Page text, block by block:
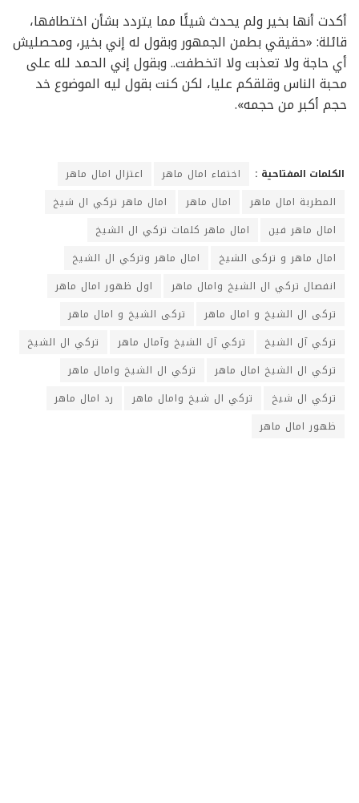
أكدت أنها بخير ولم يحدث شيئًا مما يتردد بشأن اختطافها،
قائلة: «حقيقي بطمن الجمهور وبقول له إني بخير، ومحصليش
أي حاجة ولا تعذبت ولا اتخطفت.. وبقول إني الحمد لله على
محبة الناس وقلقكم عليا، لكن كنت بقول ليه الموضوع خد
حجم أكبر من حجمه».
الكلمات المفتاحية : اختفاء امال ماهر
اعتزال امال ماهر
المطربة امال ماهر
امال ماهر
امال ماهر تركي ال شيخ
امال ماهر فين
امال ماهر كلمات تركي ال الشيخ
امال ماهر و تركى الشيخ
امال ماهر وتركي ال الشيخ
انفصال تركي ال الشيخ وامال ماهر
اول ظهور امال ماهر
تركى ال الشيخ و امال ماهر
تركى الشيخ و امال ماهر
تركي آل الشيخ
تركي آل الشيخ وآمال ماهر
تركي ال الشيخ
تركي ال الشيخ امال ماهر
تركي ال الشيخ وامال ماهر
تركي ال شيخ
تركي ال شيخ وامال ماهر
رد امال ماهر
ظهور امال ماهر